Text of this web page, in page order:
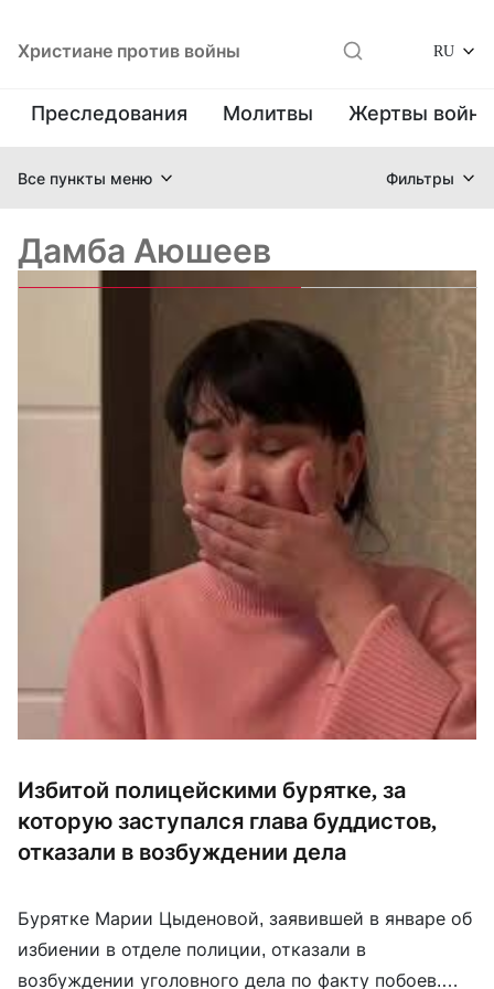
Христиане против войны RU
Преследования Молитвы Жертвы
Все пункты меню Фильтры
Дамба Аюшеев
Избитой полицейскими бурятке, за
которую заступался глава буддистов,
отказали в возбуждении дела
Бурятке Марии Цыденовой, заявившей в январе об
избиении в отделе полиции, отказали в
возбуждении уголовного дела по факту побоев.